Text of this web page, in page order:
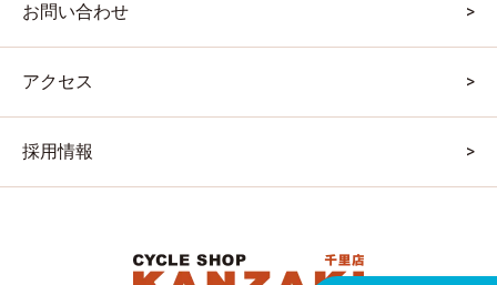
お問い合わせ
アクセス
採用情報